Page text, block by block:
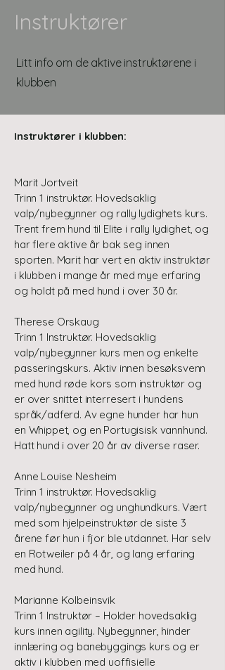
Instruktører
Litt info om de aktive instruktørene i
klubben
Instruktører i klubben:
Marit Jortveit
Trinn 1 instruktør. Hovedsaklig
valp/nybegynner og rally lydighets kurs.
Trent frem hund til Elite i rally lydighet, og
har flere aktive år bak seg innen
sporten. Marit har vert en aktiv instruktør
i klubben i mange år med mye erfaring
og holdt på med hund i over 30 år.
Therese Orskaug
Trinn 1 Instruktør. Hovedsaklig
valp/nybegynner kurs men og enkelte
passeringskurs. Aktiv innen besøksvenn
med hund røde kors som instruktør og
er over snittet interresert i hundens
språk/adferd. Av egne hunder har hun
en Whippet, og en Portugisisk vannhund.
Hatt hund i over 20 år av diverse raser.
Anne Louise Nesheim
Trinn 1 instruktør. Hovedsaklig
valp/nybegynner og unghundkurs. Vært
med som hjelpeinstruktør de siste 3
årene før hun i fjor ble utdannet. Har selv
en Rotweiler på 4 år, og lang erfaring
med hund.
Marianne Kolbeinsvik
Trinn 1 Instruktør – Holder hovedsaklig
kurs innen agility. Nybegynner, hinder
innlæring og banebyggings kurs og er
aktiv i klubben med uoffisielle